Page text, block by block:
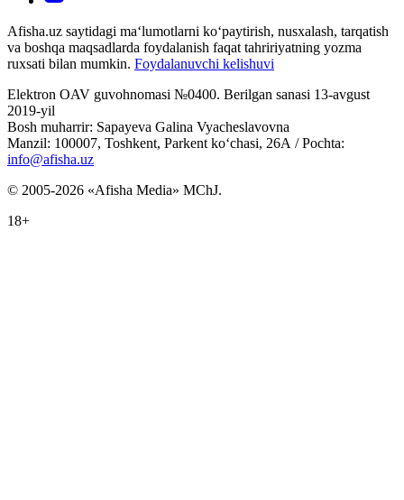
Afisha.uz saytidagi ma‘lumotlarni ko‘paytirish, nusxalash, tarqatish
va boshqa maqsadlarda foydalanish faqat tahririyatning yozma
ruxsati bilan mumkin. Foydalanuvchi kelishuvi
Elektron OAV guvohnomasi №0400. Berilgan sanasi 13-avgust
2019-yil
Bosh muharrir: Sapayeva Galina Vyacheslavovna
Manzil: 100007, Toshkent, Parkent ko‘chasi, 26А / Pochta:
info@afisha.uz
© 2005-2026 «Afisha Media» MChJ.
18+